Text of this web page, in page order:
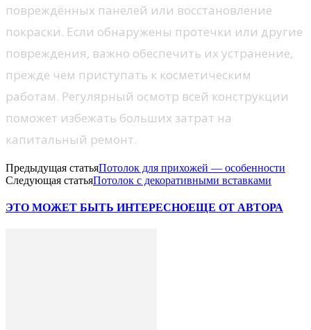
повреждённых панелей или восстановление
покраски. Если обнаружены протечки или другие
повреждения, важно обеспечить их устранение,
прежде чем приступать к косметическим
работам. Регулярный осмотр всей конструкции
поможет избежать больших затрат на
капитальный ремонт.
Предыдущая статьяПотолок для прихожей — особенности
Следующая статьяПотолок с декоративными вставками
ЭТО МОЖЕТ БЫТЬ ИНТЕРЕСНОЕЩЕ ОТ АВТОРА